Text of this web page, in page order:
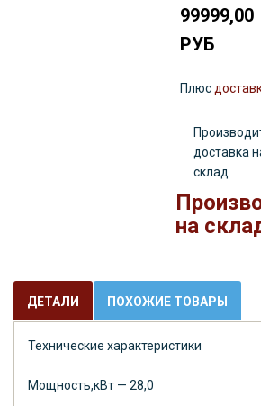
99999,00
РУБ
Плюс
доставка
склад
на
ДЕТАЛИ ПОХОЖИЕ ТОВАРЫ
Технические характеристики
Мощность,кВт — 28,0